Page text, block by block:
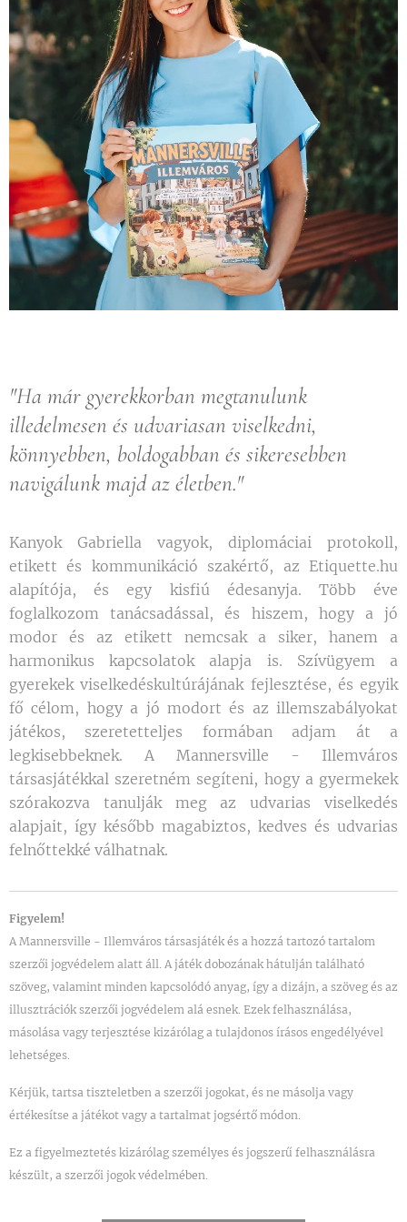
"Ha már gyerekkorban megtanulunk
illedelmesen és udvariasan viselkedni,
könnyebben, boldogabban és sikeresebben
navigálunk majd az életben."
Kanyok Gabriella vagyok, diplomáciai protokoll,
etikett és kommunikáció szakértő, az Etiquette.hu
alapítója, és egy kisfiú édesanyja. Több éve
foglalkozom tanácsadással, és hiszem, hogy a jó
modor és az etikett nemcsak a siker, hanem a
harmonikus kapcsolatok alapja is. Szívügyem a
gyerekek viselkedéskultúrájának fejlesztése, és egyik
fő célom, hogy a jó modort és az illemszabályokat
játékos, szeretetteljes formában adjam át a
legkisebbeknek. A Mannersville - Illemváros
társasjátékkal szeretném segíteni, hogy a gyermekek
szórakozva tanulják meg az udvarias viselkedés
alapjait, így később magabiztos, kedves és udvarias
felnőttekké válhatnak.
Figyelem!
A Mannersville - Illemváros társasjáték és a hozzá tartozó tartalom
szerzői jogvédelem alatt áll. A játék dobozának hátulján található
szöveg, valamint minden kapcsolódó anyag, így a dizájn, a szöveg és az
illusztrációk szerzői jogvédelem alá esnek. Ezek felhasználása,
másolása vagy terjesztése kizárólag a tulajdonos írásos engedélyével
lehetséges.
Kérjük, tartsa tiszteletben a szerzői jogokat, és ne másolja vagy
értékesítse a játékot vagy a tartalmat jogsértő módon.
Ez a figyelmeztetés kizárólag személyes és jogszerű felhasználásra
készült, a szerzői jogok védelmében.